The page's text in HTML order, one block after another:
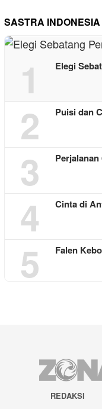
SASTRA INDONESIA
1 Elegi
2 Puisi dan
3
4 Cinta di
5 Falen
REDAKSI